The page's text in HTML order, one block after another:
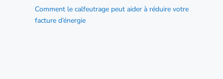
Comment le calfeutrage peut aider à réduire votre
facture d’énergie